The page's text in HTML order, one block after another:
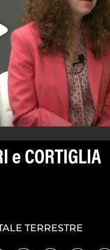
e CORTIGLIA
TERRESTRE